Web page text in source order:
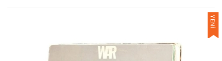
YENİ